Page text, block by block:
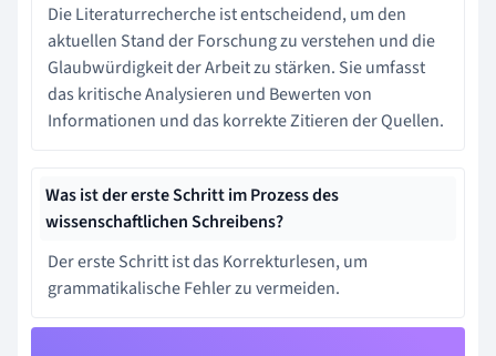
Die Literaturrecherche ist entscheidend, um den
aktuellen Stand der Forschung zu verstehen und die
Glaubwürdigkeit der Arbeit zu stärken. Sie umfasst
das kritische Analysieren und Bewerten von
Informationen und das korrekte Zitieren der Quellen.
Was ist der erste Schritt im Prozess des
wissenschaftlichen Schreibens?
Der erste Schritt ist das Korrekturlesen, um
grammatikalische Fehler zu vermeiden.